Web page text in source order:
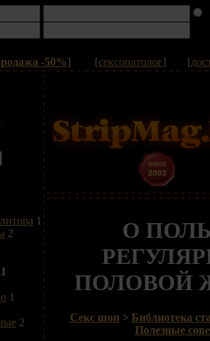
-50%] [сексопатолог] [
1
2
1
2
О
ПОЛОВОЙ
Секс шоп> Библиотека
Полезные